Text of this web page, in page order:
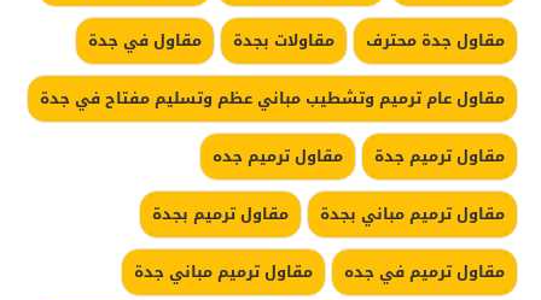
مقاول جدة محترف
مقاولات بجدة
مقاول في جدة
مقاول عام ترميم وتشطيب مباني عظم وتسليم مفتاح في جدة
مقاول ترميم جدة
مقاول ترميم جده
مقاول ترميم مباني بجدة
مقاول ترميم بجدة
مقاول ترميم في جده
مقاول ترميم مباني جدة